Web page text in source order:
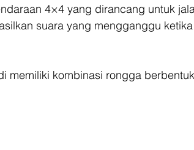
4×4 yang dirancang untuk
suara yang mengganggu ketika
memiliki kombinasi rongga